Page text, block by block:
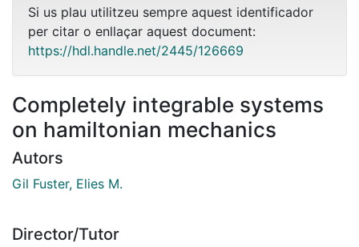
Si us plau utilitzeu sempre aquest identificador
per citar o enllaçar aquest document:
https://hdl.handle.net/2445/126669
Completely integrable systems
on hamiltonian mechanics
Autors
Gil Fuster, Elies M.
Director/Tutor